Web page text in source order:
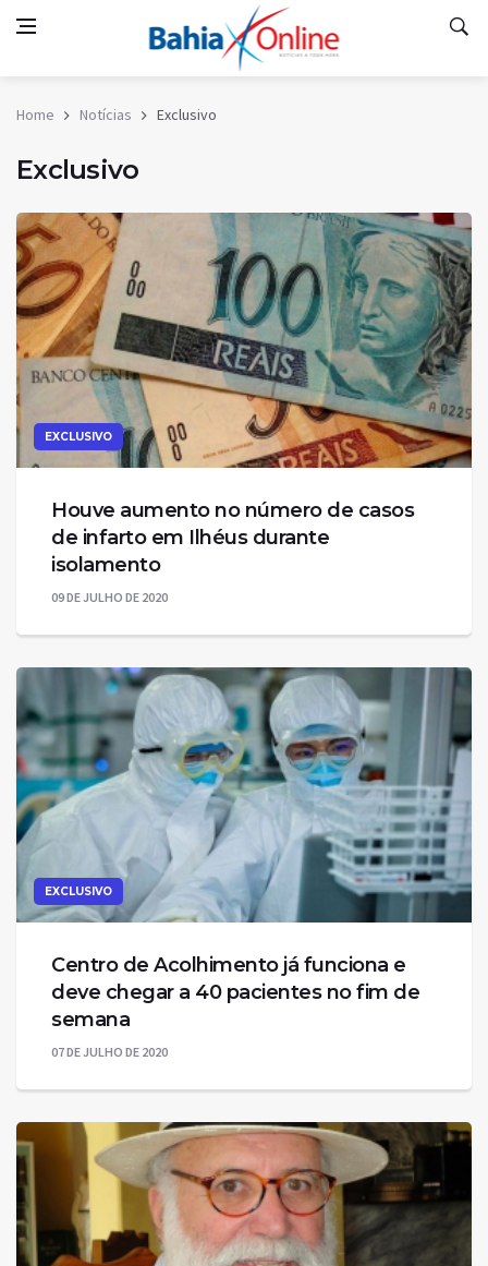
Home Notícias Exclusivo
Exclusivo
EXCLUSIVO
Houve aumento no número de casos
de infarto em Ilhéus durante
isolamento
09 DE JULHO DE 2020
EXCLUSIVO
Centro de Acolhimento já funciona e
deve chegar a 40 pacientes no fim de
semana
07 DE JULHO DE 2020